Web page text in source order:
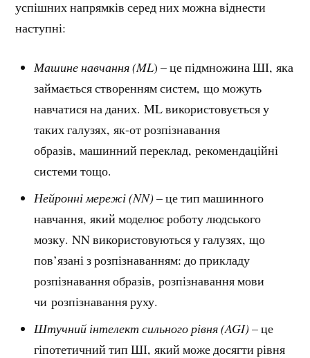
успішних напрямків серед них можна віднести
наступні:
Машине навчання (ML) – це підмножина ШІ, яка
займається створенням систем, що можуть
навчатися на даних. ML використовується у
таких галузях, як-от розпізнавання
образів, машинний переклад, рекомендаційні
системи тощо.
Нейронні мережі (NN)– це тип машинного
навчання, який моделює роботу людського
мозку. NN використовуються у галузях, що
пов’язані з розпізнаванням: до прикладу
розпізнавання образів, розпізнавання мови
чи розпізнавання руху.
Штучний інтелект сильного рівня (AGI)– це
гіпотетичний тип ШІ, який може досягти рівня